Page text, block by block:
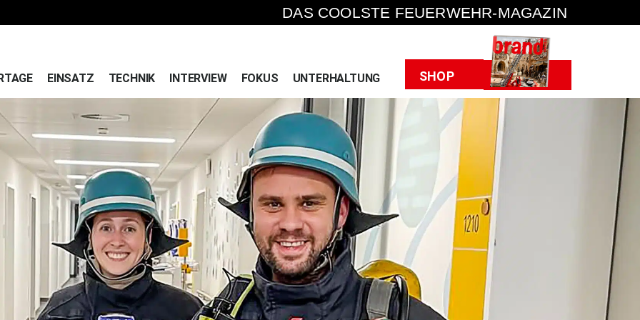
DAS COOLSTE FEUERWEHR-MAGAZIN
EINSATZ TECHNIK INTERVIEW FOKUS UNTERHALTUNG SHOP Heft